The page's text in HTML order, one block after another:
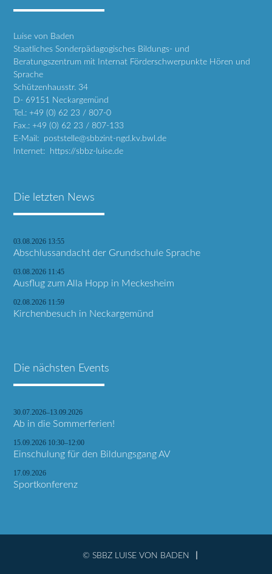
Luise von Baden
Staatliches Sonderpädagogisches Bildungs- und
Beratungszentrum mit Internat Förderschwerpunkte Hören und
Sprache
Schützenhausstr. 34
D- 69151 Neckargemünd
Tel.: +49 (0) 62 23 / 807-0
Fax.: +49 (0) 62 23 / 807-133
E-Mail: poststelle@sbbzint-ngd.kv.bwl.de
Internet: https://sbbz-luise.de
Die letzten News
03.08.2026 13:55
Abschlussandacht der Grundschule Sprache
03.08.2026 11:45
Ausflug zum Alla Hopp in Meckesheim
02.08.2026 11:59
Kirchenbesuch in Neckargemünd
Die nächsten Events
30.07.2026–13.09.2026
Ab in die Sommerferien!
15.09.2026 10:30–12:00
Einschulung für den Bildungsgang AV
17.09.2026
Sportkonferenz
© SBBZ LUISE VON BADEN